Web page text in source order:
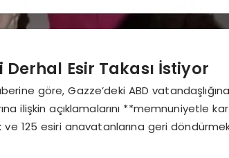
Derhal Esir Takası İstiyor
göre, Gazze’deki ABD
ilişkin açıklamalarını **memnuniyetle
125 esiri anavatanlarına geri